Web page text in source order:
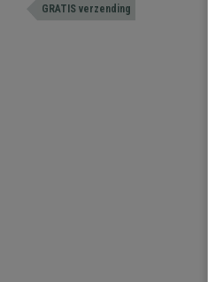
GRATIS verzending